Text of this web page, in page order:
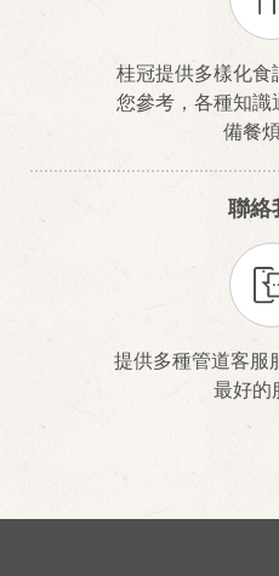
桂冠提供多樣化
您參考，各種知
備餐煩
聯絡
提供多種管道客服
最好的